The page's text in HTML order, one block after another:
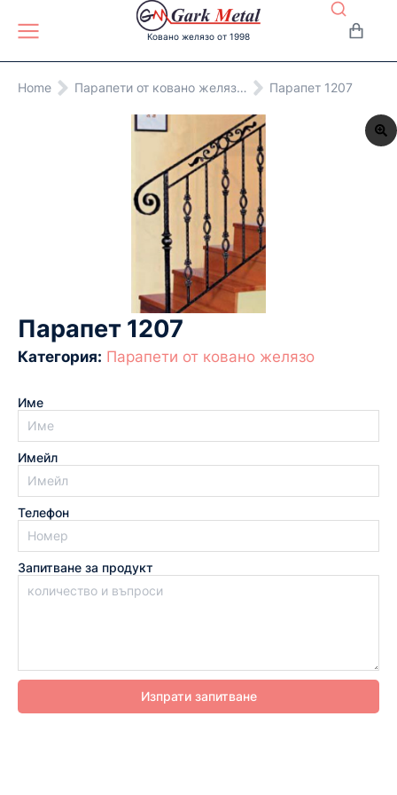
Ковано желязо от 1998
You are here:
Home Парапети от ковано желяз… Парапет 1207
Парапет 1207
Категория: Парапети от ковано желязо
Име
Имейл
Телефон
Запитване за продукт
Изпрати запитване